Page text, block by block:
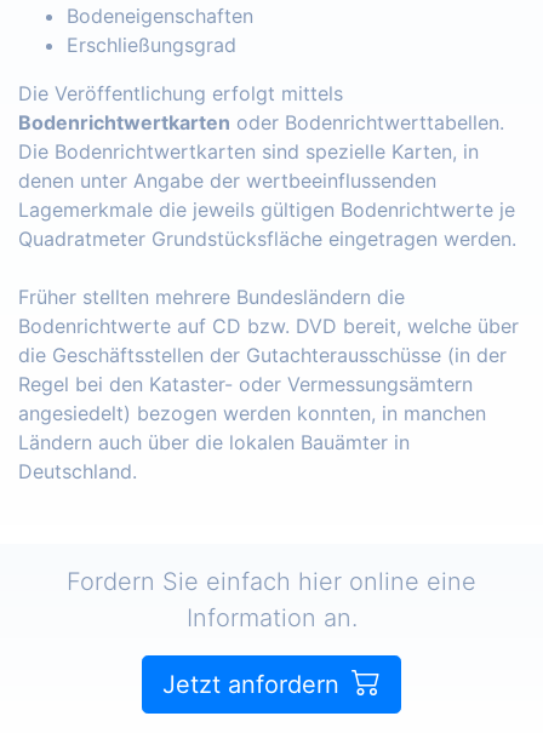
Bodeneigenschaften
Erschließungsgrad
Die Veröffentlichung erfolgt mittels
Bodenrichtwertkarten oder Bodenrichtwerttabellen.
Die Bodenrichtwertkarten sind spezielle Karten, in
denen unter Angabe der wertbeeinflussenden
Lagemerkmale die jeweils gültigen Bodenrichtwerte je
Quadratmeter Grundstücksfläche eingetragen werden.
Früher stellten mehrere Bundesländern die
Bodenrichtwerte auf CD bzw. DVD bereit, welche über
die Geschäftsstellen der Gutachterausschüsse (in der
Regel bei den Kataster- oder Vermessungsämtern
angesiedelt) bezogen werden konnten, in manchen
Ländern auch über die lokalen Bauämter in
Deutschland.
Fordern Sie einfach hier online eine
Information an.
Jetzt anfordern